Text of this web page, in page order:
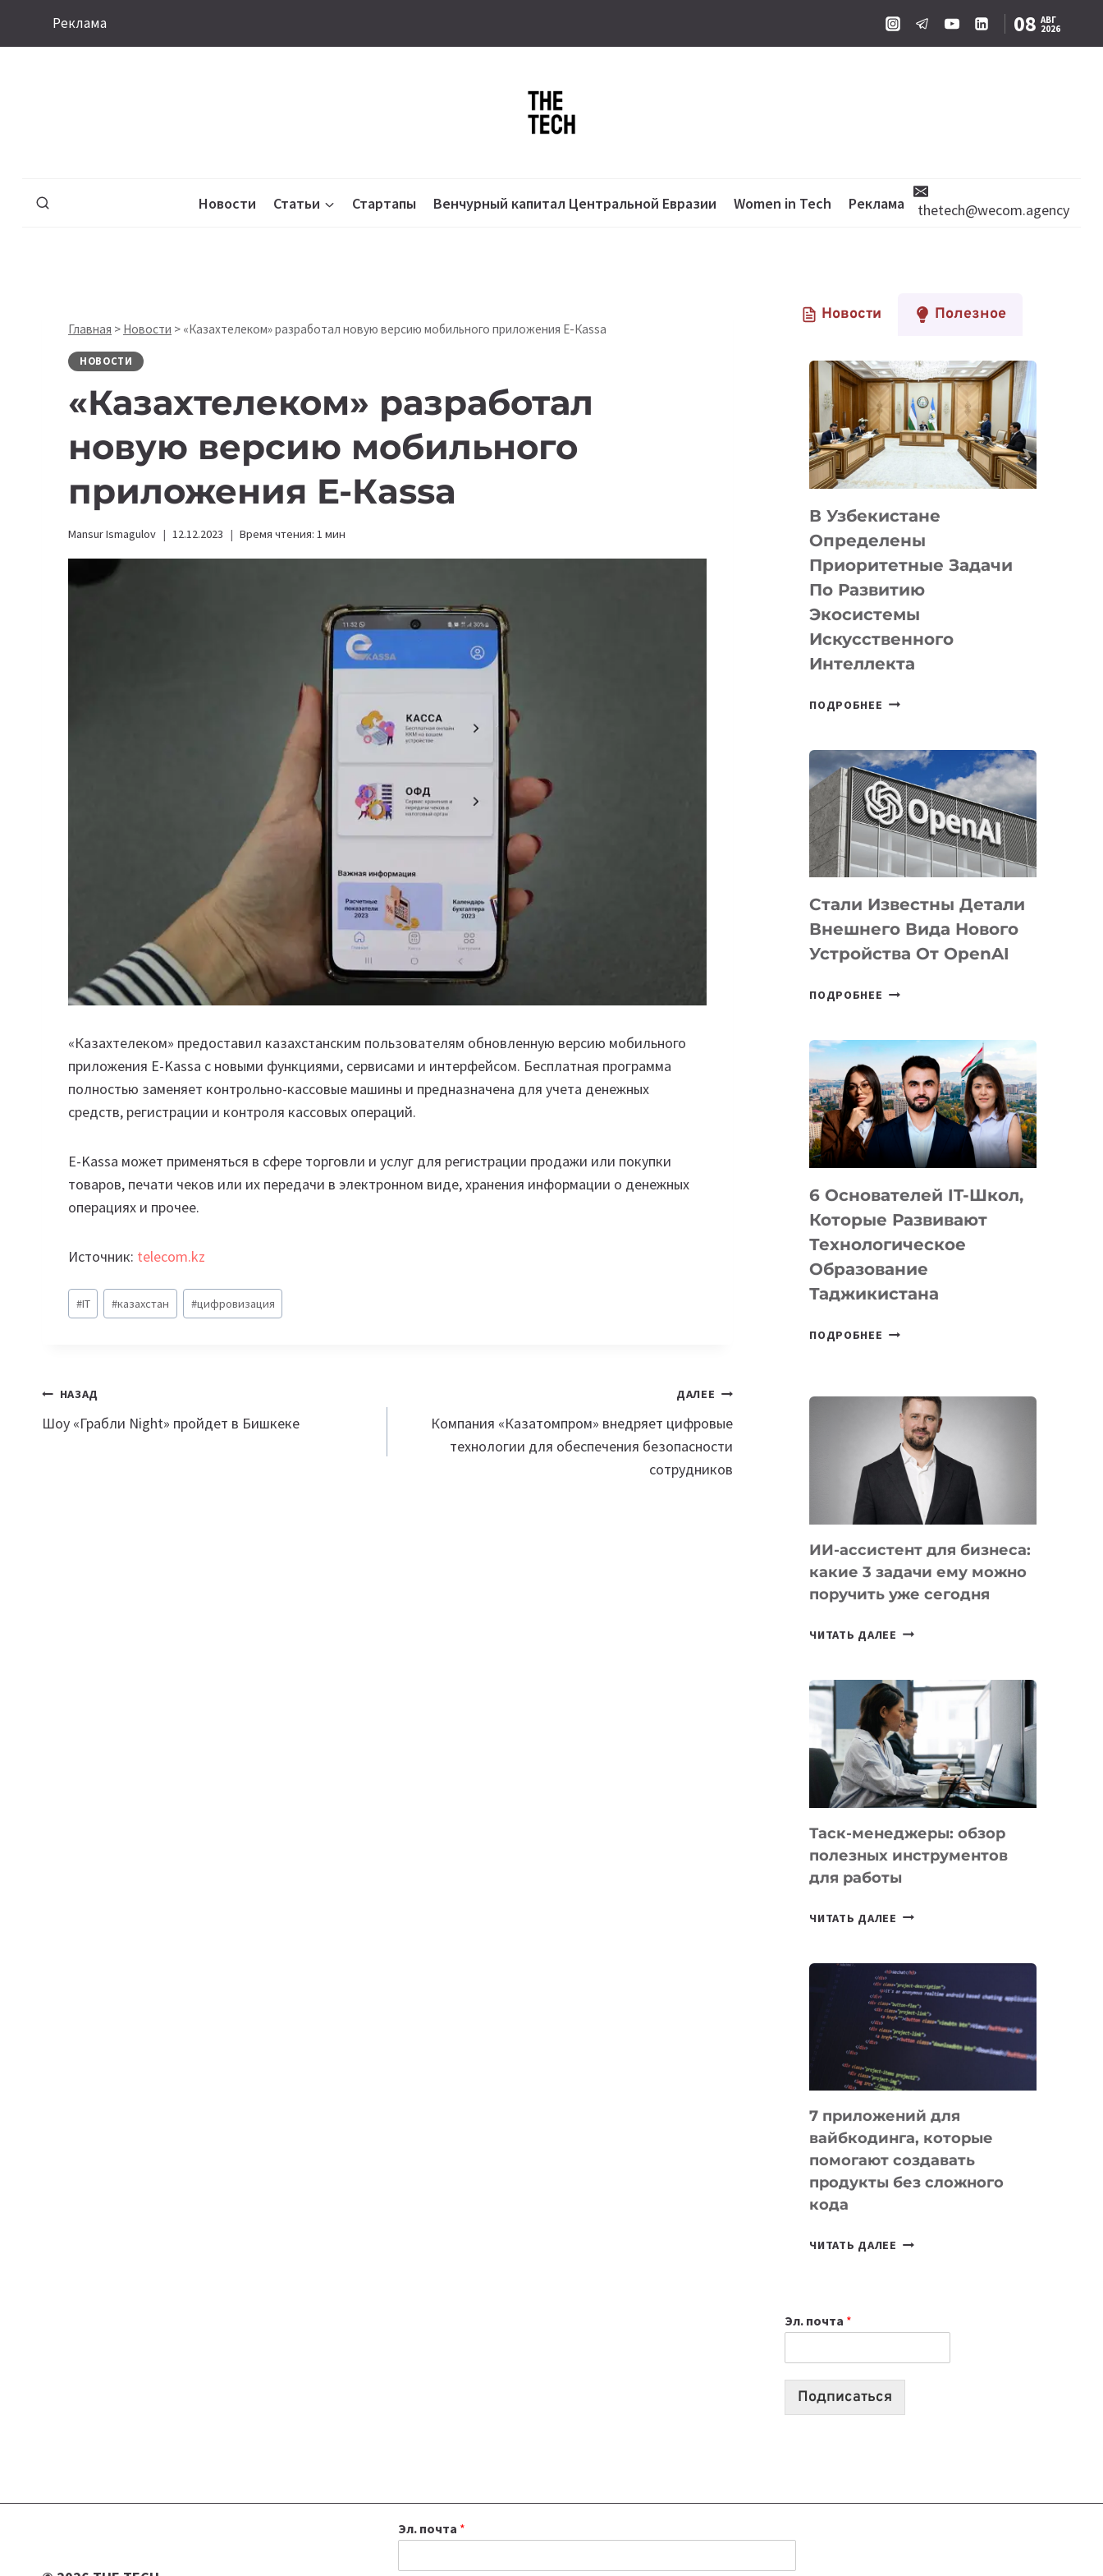
Реклама 08 АВГ
2026
Новости Статьи Стартапы Венчурный капитал Центральной Евразии Women in Tech Реклама thetech@wecom.agency
Главная > Новости > «Казахтелеком» разработал новую версию мобильного приложения E-Кassa
НОВОСТИ
«Казахтелеком» разработал
новую версию мобильного
приложения E-Кassa
Mansur Ismagulov 12.12.2023 Время чтения: 1 мин
«Казахтелеком» предоставил казахстанским пользователям обновленную версию мобильного
приложения Е-Kassa с новыми функциями, сервисами и интерфейсом. Бесплатная программа
полностью заменяет контрольно-кассовые машины и предназначена для учета денежных
средств, регистрации и контроля кассовых операций.
E-Kassa может применяться в сфере торговли и услуг для регистрации продажи или покупки
товаров, печати чеков или их передачи в электронном виде, хранения информации о денежных
операциях и прочее.
Источник: telecom.kz
Метки
записи:
#IT #казахстан #цифровизация
Навигация
по
НАЗАД
Шоу «Грабли Night» пройдет в Бишкеке
ДАЛЕЕ
Компания «Казатомпром» внедряет цифровые
технологии для обеспечения безопасности
сотрудников
Новости Полезное
В Узбекистане
Определены
Приоритетные Задачи
По Развитию
Экосистемы
Искусственного
Интеллекта
ПОДРОБНЕЕ В
ПРИОРИТЕТНЫЕ
ЗАДАЧИ
ПО
РАЗВИТИЮ
ЭКОСИСТЕМЫ
ИСКУССТВЕННОГО
Стали Известны Детали
Внешнего Вида Нового
Устройства От OpenAI
ПОДРОБНЕЕ СТАЛИ
ВНЕШНЕГО
ВИДА
НОВОГО
УСТРОЙСТВА
OPENAI
6 Основателей IT-Школ,
Которые Развивают
Технологическое
Образование
Таджикистана
ПОДРОБНЕЕ
КОТОРЫЕ
РАЗВИВАЮТ
ТЕХНОЛОГИЧЕСКОЕ
ОБРАЗОВАНИЕ
ТАДЖИКИСТАНА
ИИ-ассистент для бизнеса:
какие 3 задачи ему можно
поручить уже сегодня
ЧИТАТЬ ДАЛЕЕ ИИ-
БИЗНЕСА:
КАКИЕ
3
ЗАДАЧИ
ЕМУ
МОЖНО
УЖЕ
СЕГОДНЯ
Таск-менеджеры: обзор
полезных инструментов
для работы
ЧИТАТЬ ДАЛЕЕ ТАСК-
ПОЛЕЗНЫХ
ИНСТРУМЕНТОВ
ДЛЯ
РАБОТЫ
7 приложений для
вайбкодинга, которые
помогают создавать
продукты без сложного
кода
ЧИТАТЬ ДАЛЕЕ
СОЗДАВАТЬ
ПРОДУКТЫ
Эл. почта *
Подписаться
Эл. почта *